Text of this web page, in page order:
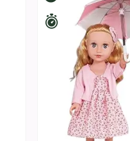
Залишилось 4